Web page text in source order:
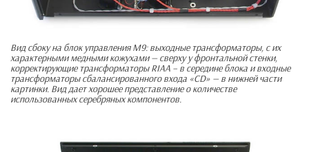
Вид сбоку на блок управления М9: выходные трансформаторы, с их
характерными медными кожухами — сверху у фронтальной стенки,
корректирующие трансформаторы RIAA – в середине блока и входные
трансформаторы сбалансированного входа «CD» — в нижней части
картинки. Вид дает хорошее представление о количестве
использованных серебряных компонентов.